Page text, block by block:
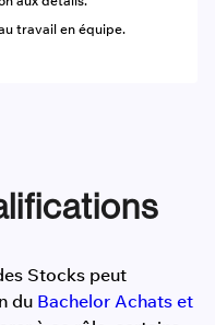
travail en équipe.
Stocks peut
du Bachelor Achats et